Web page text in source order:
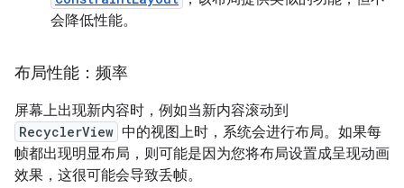
会降低性能。
布局性能：频率
屏幕上出现新内容时，例如当新内容滚动到
RecyclerView 中的视图上时，系统会进行布局。如果每
帧都出现明显布局，则可能是因为您将布局设置成呈现动画
效果，这很可能会导致丢帧。